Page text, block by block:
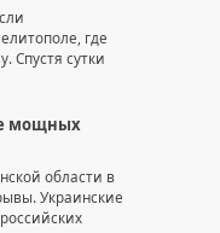
где
Спустя сутки
мощных
области в
Украинские